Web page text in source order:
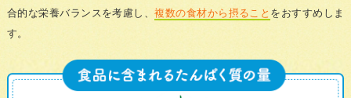
合的な栄養バランスを考慮し、複数の食材から摂ること をおすすめしま
す。